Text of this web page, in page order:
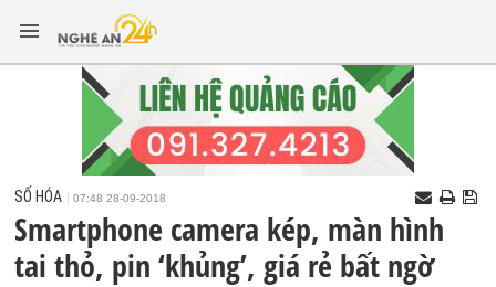
SỐ HÓA 07:48 28-09-2018
Smartphone camera kép, màn hình
tai thỏ, pin ‘khủng’, giá rẻ bất ngờ